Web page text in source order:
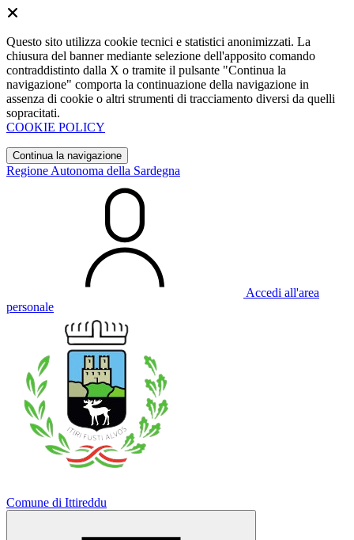
Questo sito utilizza cookie tecnici e statistici anonimizzati. La
chiusura del banner mediante selezione dell'apposito comando
contraddistinto dalla X o tramite il pulsante "Continua la
navigazione" comporta la continuazione della navigazione in
assenza di cookie o altri strumenti di tracciamento diversi da quelli
sopracitati.
COOKIE POLICY
Continua la navigazione
Regione Autonoma della Sardegna
Accedi all'area
personale
Comune di Ittireddu